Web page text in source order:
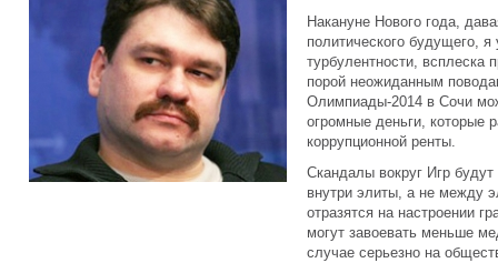
Накануне Нового года,
политического будущего,
турбулентности, всплеска
порой неожиданным
Олимпиады-2014 в Сочи
огромные деньги, которые
коррупционной ренты.
Скандалы вокруг Игр
внутри элиты, а не между
отразятся на настроении
могут завоевать меньше
случае серьезно на